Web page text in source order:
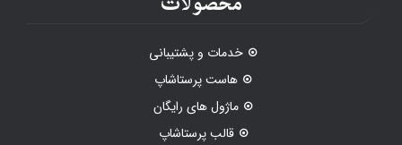
خدمات و پشتیبانی
هاست پرستاشاپ
ماژول های رایگان
قالب پرستاشاپ